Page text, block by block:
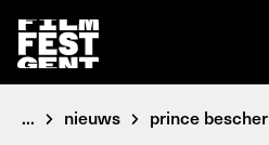
... nieuws prince